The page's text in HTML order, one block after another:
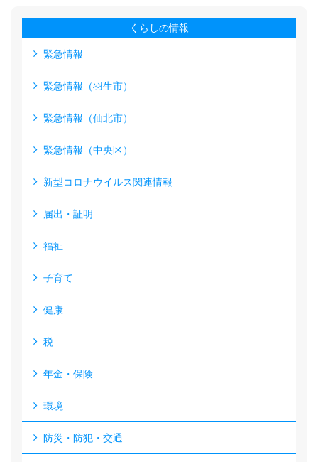
くらしの情報
緊急情報
緊急情報（羽生市）
緊急情報（仙北市）
緊急情報（中央区）
新型コロナウイルス関連情報
届出・証明
福祉
子育て
健康
税
年金・保険
環境
防災・防犯・交通